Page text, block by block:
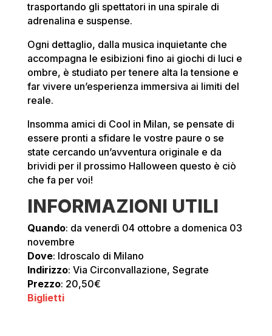
trasportando gli spettatori in una spirale di
adrenalina e suspense.
Ogni dettaglio, dalla musica inquietante che
accompagna le esibizioni fino ai giochi di luci e
ombre, è studiato per tenere alta la tensione e
far vivere un’esperienza immersiva ai limiti del
reale.
Insomma amici di Cool in Milan, se pensate di
essere pronti a sfidare le vostre paure o se
state cercando un’avventura originale e da
brividi per il prossimo Halloween questo è ciò
che fa per voi!
INFORMAZIONI UTILI
Quando: da venerdì 04 ottobre a domenica 03
novembre
Dove: Idroscalo di Milano
Indirizzo: Via Circonvallazione, Segrate
Prezzo: 20,50€
Biglietti